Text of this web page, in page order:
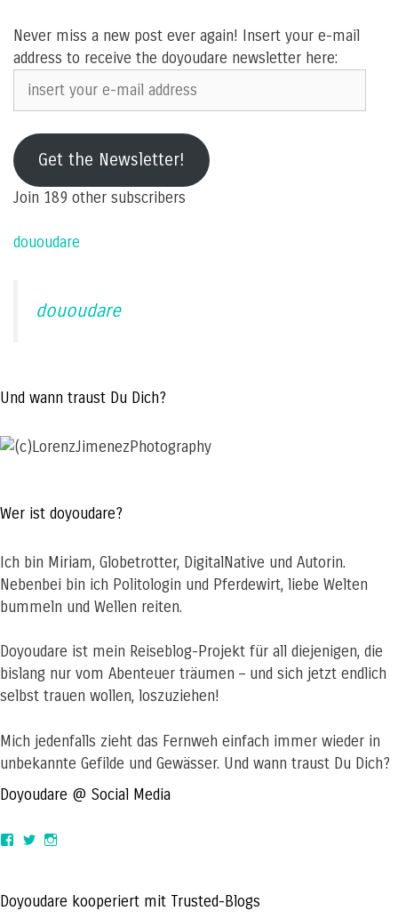
Never miss a new post ever again! Insert your e-mail
address to receive the doyoudare newsletter here:
insert
your
mail
addressGet the Newsletter!
Join 189 other subscribers
dououdare
dououdare
Und wann traust Du Dich?
Wer ist doyoudare?
Ich bin Miriam, Globetrotter, DigitalNative und Autorin.
Nebenbei bin ich Politologin und Pferdewirt, liebe Welten
bummeln und Wellen reiten.
Doyoudare ist mein Reiseblog-Projekt für all diejenigen, die
bislang nur vom Abenteuer träumen – und sich jetzt endlich
selbst trauen wollen, loszuziehen!
Mich jedenfalls zieht das Fernweh einfach immer wieder in
unbekannte Gefilde und Gewässer. Und wann traust Du Dich?
Doyoudare @ Social Media
View
Facebook
View
TwitterInstagram
Doyoudare kooperiert mit Trusted-Blogs